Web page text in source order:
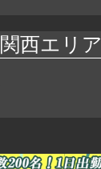
関西エリア